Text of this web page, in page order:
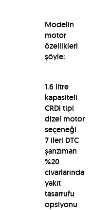
Modelin
motor
özellikleri
şöyle:
1.6 litre
kapasiteli
CRDi tipi
dizel motor
seçeneği
7 ileri DTC
şanzıman
%20
civarlarında
yakıt
tasarrufu
opsiyonu